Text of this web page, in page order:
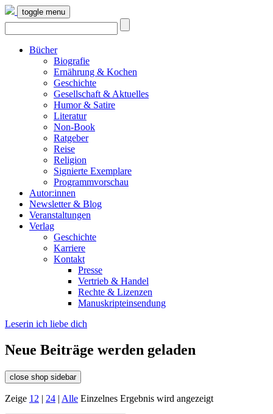
toggle menu
Bücher
Biografie
Ernährung & Kochen
Geschichte
Gesellschaft & Aktuelles
Humor & Satire
Literatur
Non-Book
Ratgeber
Reise
Religion
Signierte Exemplare
Programmvorschau
Autor:innen
Newsletter & Blog
Veranstaltungen
Verlag
Geschichte
Karriere
Kontakt
Presse
Vertrieb & Handel
Rechte & Lizenzen
Manuskripteinsendung
Leserin ich liebe dich
Neue Beiträge werden geladen
close shop sidebar
Zeige 12 | 24 | Alle Einzelnes Ergebnis wird angezeigt